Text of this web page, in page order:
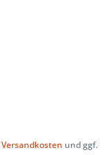
Versandkosten und ggf.